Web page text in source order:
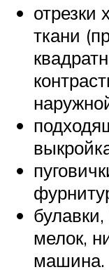
отрезки
ткани
мелок,
машина.